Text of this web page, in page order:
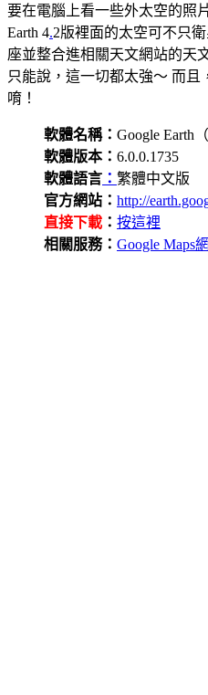
要在電腦上看一些外太空的照
Earth 4.2版裡面的太空可不只
座並整合進相關天文網站的天
只能說，這一切都太強～ 而
唷！
軟體名稱： Google Earth
軟體版本： 6.0.0.1735
軟體語言 ： 繁體中文版
官方網站： http://
直接下載 ： 按這裡
相關服務： Google Maps